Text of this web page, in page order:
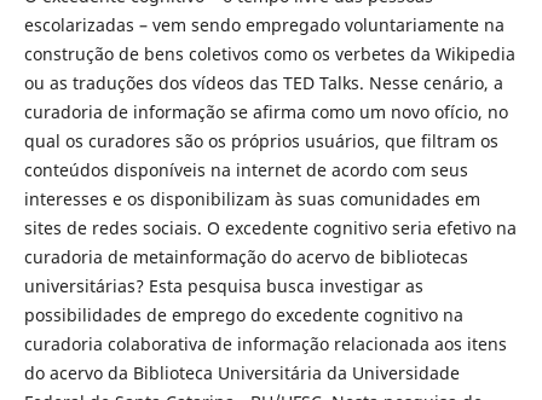
escolarizadas – vem sendo empregado voluntariamente na
construção de bens coletivos como os verbetes da Wikipedia
ou as traduções dos vídeos das TED Talks. Nesse cenário, a
curadoria de informação se afirma como um novo ofício, no
qual os curadores são os próprios usuários, que filtram os
conteúdos disponíveis na internet de acordo com seus
interesses e os disponibilizam às suas comunidades em
sites de redes sociais. O excedente cognitivo seria efetivo na
curadoria de metainformação do acervo de bibliotecas
universitárias? Esta pesquisa busca investigar as
possibilidades de emprego do excedente cognitivo na
curadoria colaborativa de informação relacionada aos itens
do acervo da Biblioteca Universitária da Universidade